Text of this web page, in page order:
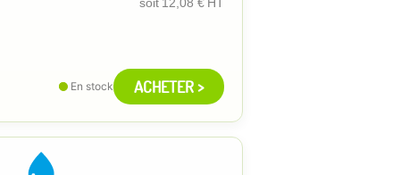
En stock ACHETER >